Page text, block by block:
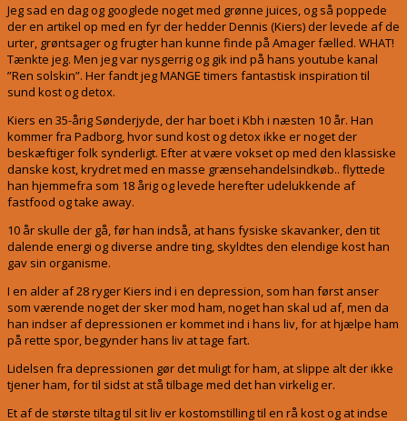
Jeg sad en dag og googlede noget med grønne juices, og så poppede
der en artikel op med en fyr der hedder Dennis (Kiers) der levede af de
urter, grøntsager og frugter han kunne finde på Amager fælled. WHAT!
Tænkte jeg. Men jeg var nysgerrig og gik ind på hans youtube kanal
”Ren solskin”. Her fandt jeg MANGE timers fantastisk inspiration til
sund kost og detox.
Kiers en 35-årig Sønderjyde, der har boet i Kbh i næsten 10 år. Han
kommer fra Padborg, hvor sund kost og detox ikke er noget der
beskæftiger folk synderligt. Efter at være vokset op med den klassiske
danske kost, krydret med en masse grænsehandelsindkøb.. flyttede
han hjemmefra som 18 årig og levede herefter udelukkende af
fastfood og take away.
10 år skulle der gå, før han indså, at hans fysiske skavanker, den tit
dalende energi og diverse andre ting, skyldtes den elendige kost han
gav sin organisme.
I en alder af 28 ryger Kiers ind i en depression, som han først anser
som værende noget der sker mod ham, noget han skal ud af, men da
han indser af depressionen er kommet ind i hans liv, for at hjælpe ham
på rette spor, begynder hans liv at tage fart.
Lidelsen fra depressionen gør det muligt for ham, at slippe alt der ikke
tjener ham, for til sidst at stå tilbage med det han virkelig er.
Et af de største tiltag til sit liv er kostomstilling til en rå kost og at indse